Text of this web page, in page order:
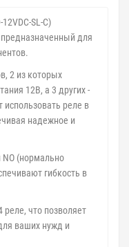
SL-C)
для
2 из которых
12В, а 3 других -
использовать реле в
надежное и
NO (нормально
гибкость в
реле, что позволяет
ваших нужд и